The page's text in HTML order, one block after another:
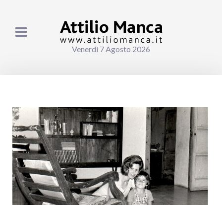
Venerdì 7 Agosto 2026